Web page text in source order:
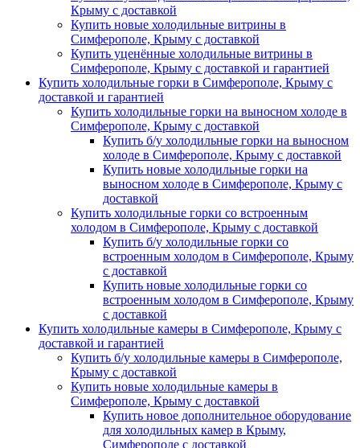
Крыму с доставкой
Купить новые холодильные витрины в
Симферополе, Крыму с доставкой
Купить уценённые холодильные витрины в
Симферополе, Крыму с доставкой и гарантией
Купить холодильные горки в Симферополе, Крыму с
доставкой и гарантией
Купить холодильные горки на выносном холоде в
Симферополе, Крыму с доставкой
Купить б/у холодильные горки на выносном
холоде в Симферополе, Крыму с доставкой
Купить новые холодильные горки на
выносном холоде в Симферополе, Крыму с
доставкой
Купить холодильные горки со встроенным
холодом в Симферополе, Крыму с доставкой
Купить б/у холодильные горки со
встроенным холодом в Симферополе, Крыму
с доставкой
Купить новые холодильные горки со
встроенным холодом в Симферополе, Крыму
с доставкой
Купить холодильные камеры в Симферополе, Крыму с
доставкой и гарантией
Купить б/у холодильные камеры в Симферополе,
Крыму с доставкой
Купить новые холодильные камеры в
Симферополе, Крыму с доставкой
Купить новое дополнительное оборудование
для холодильных камер в Крыму,
Симферополе с доставкой